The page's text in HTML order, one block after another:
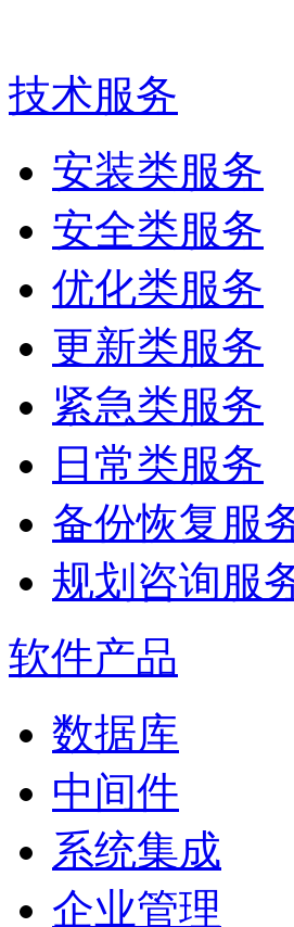
技术服务
安装类服务
安全类服务
优化类服务
更新类服务
紧急类服务
日常类服务
备份恢复服
规划咨询服
软件产品
数据库
中间件
系统集成
企业管理